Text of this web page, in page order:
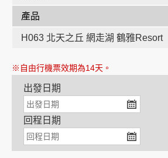
創造旅遊
產品
H063 北天之丘 網走湖 鶴雅Resort
※自由行機票效期為14天。
出發日期
回程日期